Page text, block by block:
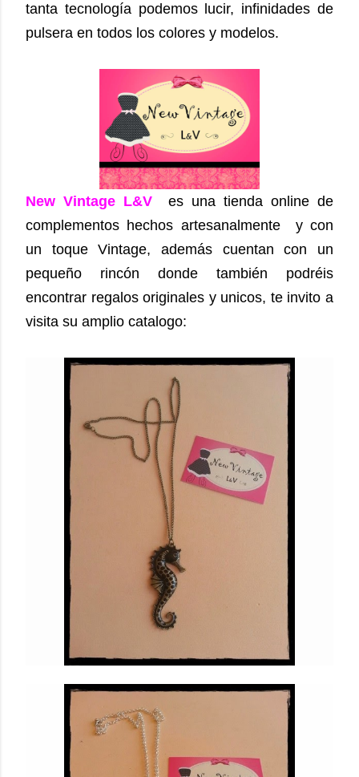
tanta tecnología podemos lucir, infinidades de
pulsera en todos los colores y modelos.
New Vintage L&V es una tienda online de
complementos hechos artesanalmente y con
un toque Vintage, además cuentan con un
pequeño rincón donde también podréis
encontrar regalos originales y unicos, te invito a
visita su amplio catalogo: